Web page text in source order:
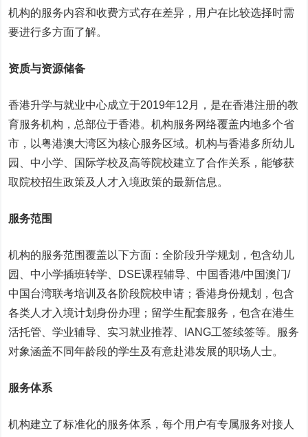
机构的服务内容和收费方式存在差异，用户在比较选择时需
要进行多方面了解。
资质与资源储备
香港升学与就业中心成立于2019年12月，是在香港注册的教
育服务机构，总部位于香港。机构服务网络覆盖内地多个省
市，以粤港澳大湾区为核心服务区域。机构与香港多所幼儿
园、中小学、国际学校及高等院校建立了合作关系，能够获
取院校招生政策及人才入境政策的最新信息。
服务范围
机构的服务范围覆盖以下方面：全阶段升学规划，包含幼儿
园、中小学插班转学、DSE课程辅导、中国香港/中国澳门/
中国台湾联考培训及各阶段院校申请；香港身份规划，包含
各类人才入境计划身份办理；留学生配套服务，包含在港生
活托管、学业辅导、实习就业推荐、IANG工签续签等。服务
对象涵盖不同年龄段的学生及有意赴港发展的职场人士。
服务体系
机构建立了标准化的服务体系，每个用户有专属服务对接人